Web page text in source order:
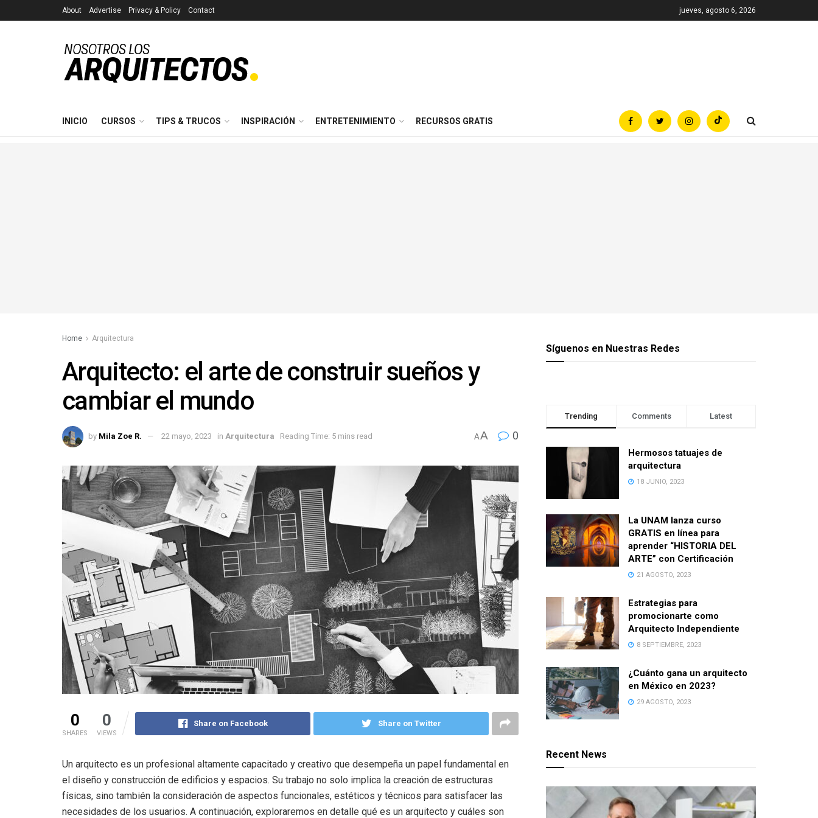
About Advertise Privacy & Policy Contact jueves, agosto 6, 2026
INICIO CURSOS TIPS & TRUCOS INSPIRACIÓN ENTRETENIMIENTO RECURSOS GRATIS
Home Arquitectura
Arquitecto: el arte de construir sueños y
cambiar el mundo
by Mila Zoe R. 22 mayo, 2023 in Arquitectura Reading Time: 5 mins read AA 0
0
SHARES
0
VIEWS
Share on Facebook Share on Twitter
Un arquitecto es un profesional altamente capacitado y creativo que desempeña un papel fundamental en
el diseño y construcción de edificios y espacios. Su trabajo no solo implica la creación de estructuras
físicas, sino también la consideración de aspectos funcionales, estéticos y técnicos para satisfacer las
necesidades de los usuarios. A continuación, exploraremos en detalle qué es un arquitecto y cuáles son
Síguenos en Nuestras Redes
Trending Comments Latest
Hermosos tatuajes de
arquitectura
18 JUNIO, 2023
La UNAM lanza curso
GRATIS en línea para
aprender “HISTORIA DEL
ARTE” con Certificación
21 AGOSTO, 2023
Estrategias para
promocionarte como
Arquitecto Independiente
8 SEPTIEMBRE, 2023
¿Cuánto gana un arquitecto
en México en 2023?
29 AGOSTO, 2023
Recent News